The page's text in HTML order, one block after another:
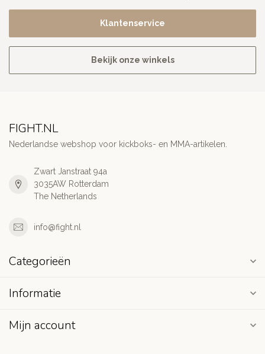
Klantenservice
Bekijk onze winkels
FIGHT.NL
Nederlandse webshop voor kickboks- en MMA-artikelen.
Zwart Janstraat 94a
3035AW Rotterdam
The Netherlands
info@fight.nl
Categorieën
Informatie
Mijn account